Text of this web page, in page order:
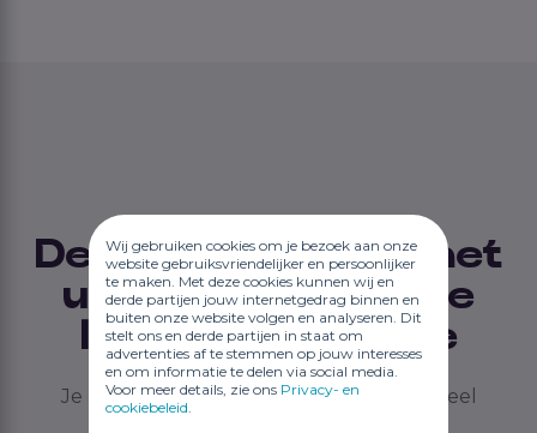
Wij gebruiken cookies om je bezoek aan onze
website gebruiksvriendelijker en persoonlijker
te maken. Met deze cookies kunnen wij en
derde partijen jouw internetgedrag binnen en
buiten onze website volgen en analyseren. Dit
stelt ons en derde partijen in staat om
advertenties af te stemmen op jouw interesses
en om informatie te delen via social media.
Voor meer details, zie ons Privacy- en
cookiebeleid.
De voordelen van het
uitbesteden van je
loonadministratie
Je loonadministratie uitbesteden biedt veel